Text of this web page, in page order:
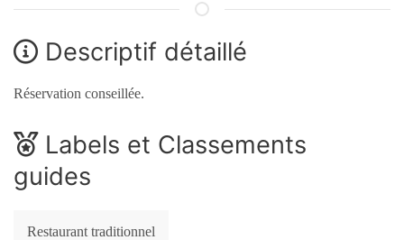
Descriptif détaillé
Réservation conseillée.
Labels et Classements
guides
Restaurant traditionnel